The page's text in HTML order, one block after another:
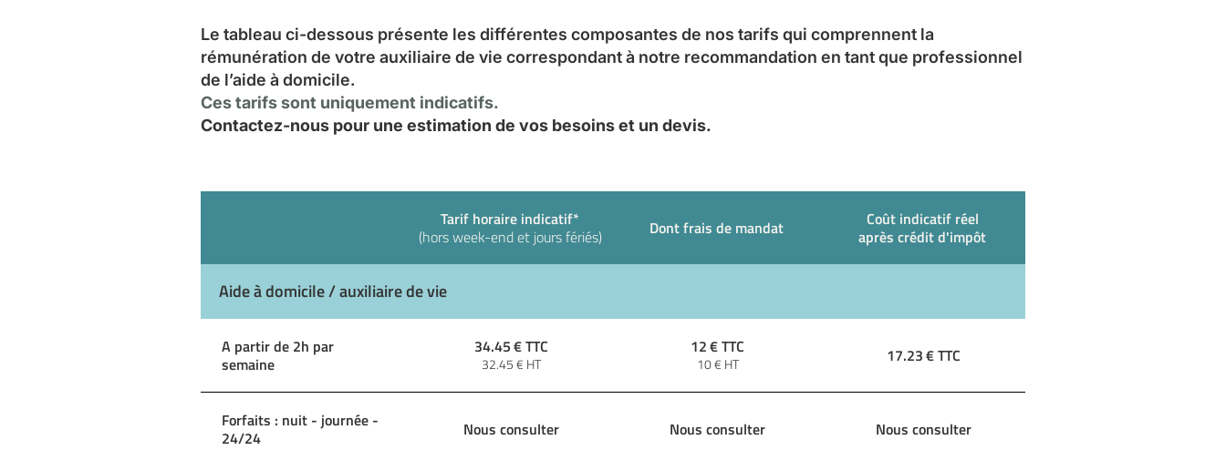
Le tableau ci-dessous présente les différentes composantes de nos tarifs qui comprennent la
rémunération de votre auxiliaire de vie correspondant à notre recommandation en tant que professionnel
de l’aide à domicile.
Ces tarifs sont uniquement indicatifs.
Contactez-nous pour une estimation de vos besoins et un devis.
Tarif horaire indicatif*
(hors week-end et jours fériés)
Dont frais de mandat
Coût indicatif réel
après crédit d'impôt
Aide à domicile / auxiliaire de vie
A partir de 2h par
semaine
34.45€ TTC
32.45€ HT
12€ TTC
10€ HT 17.23€ TTC
Forfaits : nuit - journée -
24/24
Nous consulter Nous consulter Nous consulter